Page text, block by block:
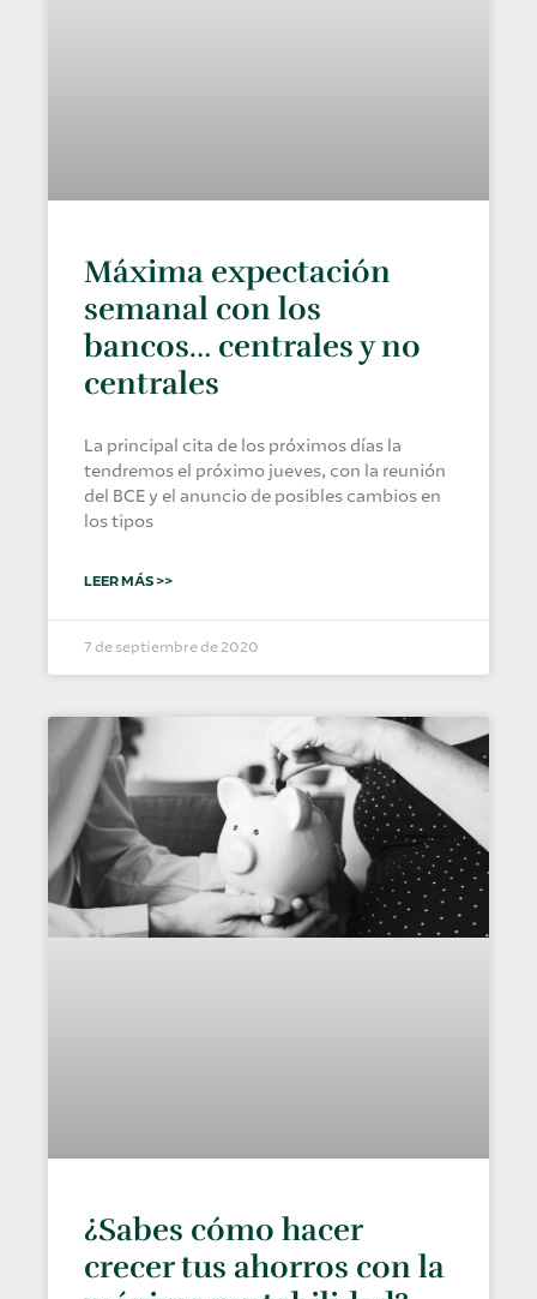
Máxima expectación
semanal con los
bancos… centrales y no
centrales
La principal cita de los próximos días la
tendremos el próximo jueves, con la reunión
del BCE y el anuncio de posibles cambios en
los tipos
LEER MÁS >>
7 de septiembre de 2020
¿Sabes cómo hacer
crecer tus ahorros con la